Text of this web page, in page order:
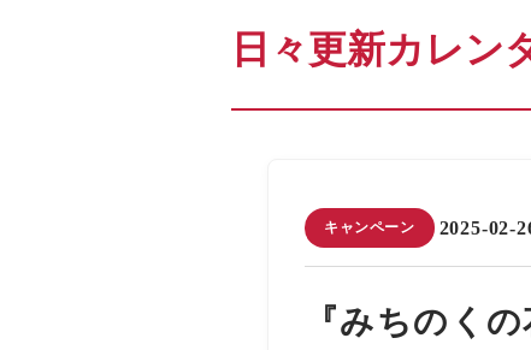
日々更新カレン
キャンペーン 2025-02-
『みちのく